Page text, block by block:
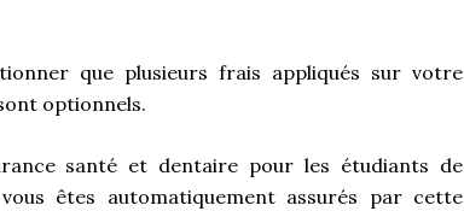
que plusieurs frais appliqués sur votre
optionnels.
santé et dentaire pour les étudiants de
êtes automatiquement assurés par cette